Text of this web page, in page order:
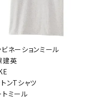
ネーションミール
建英
ンTシャツ
トミール